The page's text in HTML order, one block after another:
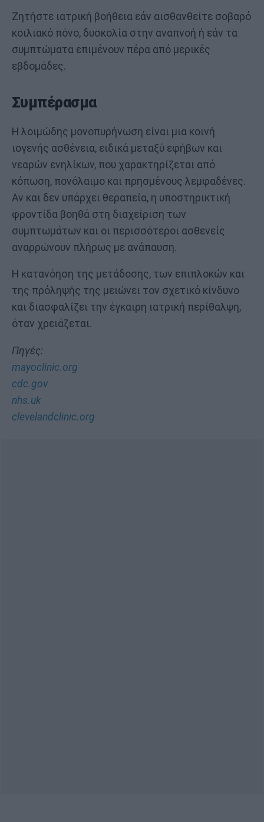
Ζητήστε ιατρική βοήθεια εάν αισθανθείτε σοβαρό
κοιλιακό πόνο, δυσκολία στην αναπνοή ή εάν τα
συμπτώματα επιμένουν πέρα από μερικές
εβδομάδες.
Συμπέρασμα
Η λοιμώδης μονοπυρήνωση είναι μια κοινή
ιογενής ασθένεια, ειδικά μεταξύ εφήβων και
νεαρών ενηλίκων, που χαρακτηρίζεται από
κόπωση, πονόλαιμο και πρησμένους λεμφαδένες.
Αν και δεν υπάρχει θεραπεία, η υποστηρικτική
φροντίδα βοηθά στη διαχείριση των
συμπτωμάτων και οι περισσότεροι ασθενείς
αναρρώνουν πλήρως με ανάπαυση.
Η κατανόηση της μετάδοσης, των επιπλοκών και
της πρόληψής της μειώνει τον σχετικό κίνδυνο
και διασφαλίζει την έγκαιρη ιατρική περίθαλψη,
όταν χρειάζεται.
Πηγές:
mayoclinic.org
cdc.gov
nhs.uk
clevelandclinic.org